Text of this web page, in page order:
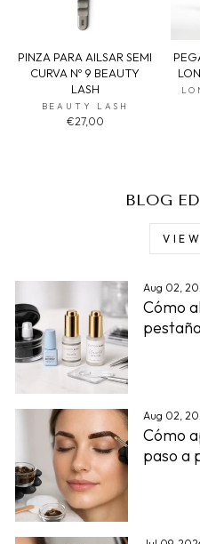
PINZA PARA AILSAR SEMI
CURVA Nº 9 BEAUTY
LASH
BEAUTY LASH
€27,00
BLOG
Aug 02,
Cómo
Aug 02,
Cómo
paso a